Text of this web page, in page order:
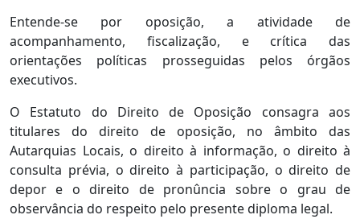
Entende-se por oposição, a atividade de
acompanhamento, fiscalização, e crítica das
orientações políticas prosseguidas pelos órgãos
executivos.
O Estatuto do Direito de Oposição consagra aos
titulares do direito de oposição, no âmbito das
Autarquias Locais, o direito à informação, o direito à
consulta prévia, o direito à participação, o direito de
depor e o direito de pronûncia sobre o grau de
observância do respeito pelo presente diploma legal.